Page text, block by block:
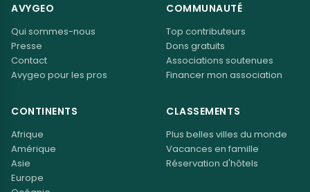
AVYGEO
Qui sommes-nous
Presse
Contact
Avygeo pour les pros
COMMUNAUTÉ
Top contributeurs
Dons gratuits
Associations soutenues
Financer mon association
CONTINENTS
Afrique
Amérique
Asie
Europe
CLASSEMENTS
Plus belles villes du monde
Vacances en famille
Réservation d'hôtels